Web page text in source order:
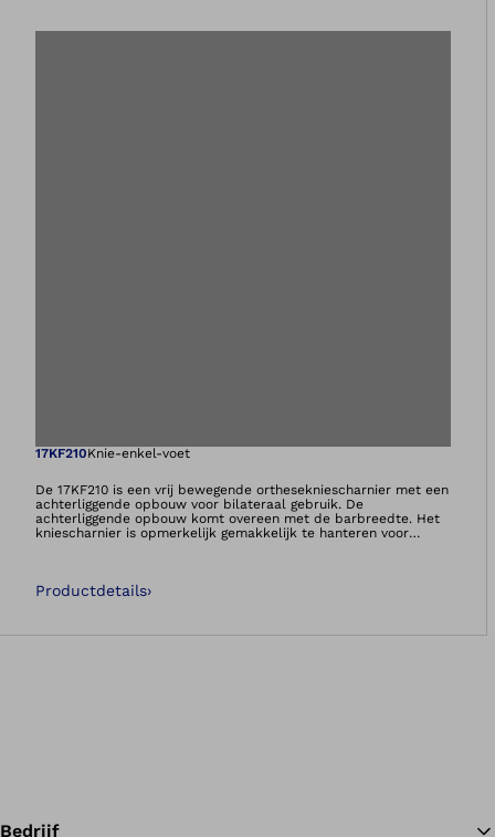
Opent de
17KF210Knie-enkel-voet
De 17KF210 is een vrij bewegende orthesekniescharnier met een
achterliggende opbouw voor bilateraal gebruik. De
achterliggende opbouw komt overeen met de barbreedte. Het
kniescharnier is opmerkelijk gemakkelijk te hanteren voor
dummies zijn beschikbaar.
Productdetails›
Bedrijf